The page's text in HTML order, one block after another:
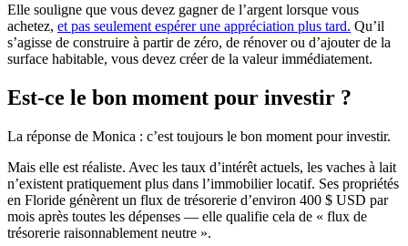
Elle souligne que vous devez gagner de l’argent lorsque vous
achetez, et pas seulement espérer une appréciation plus tard. Qu’il
s’agisse de construire à partir de zéro, de rénover ou d’ajouter de la
surface habitable, vous devez créer de la valeur immédiatement.
Est-ce le bon moment pour investir ?
La réponse de Monica : c’est toujours le bon moment pour investir.
Mais elle est réaliste. Avec les taux d’intérêt actuels, les vaches à lait
n’existent pratiquement plus dans l’immobilier locatif. Ses propriétés
en Floride génèrent un flux de trésorerie d’environ 400 $ USD par
mois après toutes les dépenses — elle qualifie cela de « flux de
trésorerie raisonnablement neutre ».